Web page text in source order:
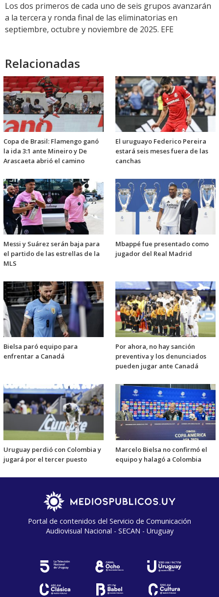
Los dos primeros de cada uno de seis grupos avanzarán
a la tercera y ronda final de las eliminatorias en
septiembre, octubre y noviembre de 2025. EFE
Relacionadas
Copa de Brasil: Flamengo ganó
la ida 3:1 ante Mineiro y De
Arascaeta abrió el camino
El uruguayo Federico Pereira
estará seis meses fuera de las
canchas
Messi y Suárez serán baja para
el partido de las estrellas de la
MLS
Mbappé fue presentado como
jugador del Real Madrid
Bielsa paró equipo para
enfrentar a Canadá
Por ahora, no hay sanción
preventiva y los denunciados
pueden jugar ante Canadá
Uruguay perdió con Colombia y
jugará por el tercer puesto
Marcelo Bielsa no confirmó el
equipo y halagó a Colombia
Portal de contenidos del Servicio de Comunicación
Audiovisual Nacional - SECAN - Uruguay